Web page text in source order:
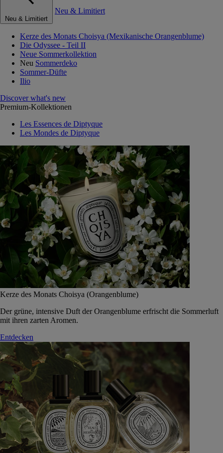
Neu & Limitiert
Neu & Limitiert
Kerze des Monats Choisya (Mexikanische Orangenblume)
Die Odyssee - Teil II
Neue Sommerkollektion
Neu Sommerdeko
Sommer-Düfte
Ilio
Discover what's new
Premium-Kollektionen
Les Essences de Diptyque
Les Mondes de Diptyque
Kerze des Monats Choisya (Orangenblume)
Der grüne, intensive Duft der Orangenblume erfrischt die Sommerluft
mit ihren zarten Aromen.
Entdecken